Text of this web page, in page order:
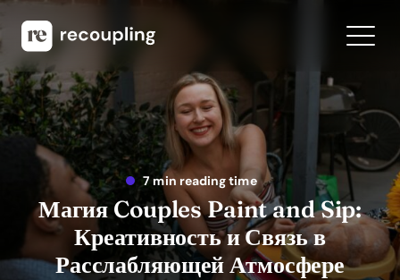
7 min reading time
Магия Couples Paint and Sip:
Креативность и Связь в
Расслабляющей Атмосфере